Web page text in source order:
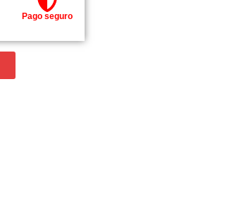
Pago seguro